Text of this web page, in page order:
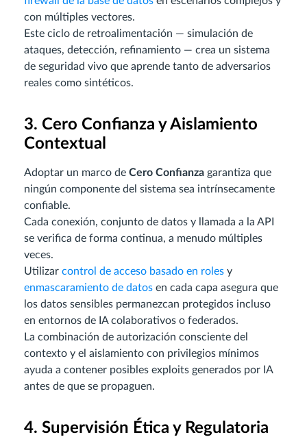
con múltiples vectores.
Este ciclo de retroalimentación — simulación de
ataques, detección, refinamiento — crea un sistema
de seguridad vivo que aprende tanto de adversarios
reales como sintéticos.
3. Cero Confianza y Aislamiento
Contextual
Adoptar un marco de Cero Confianza garantiza que
ningún componente del sistema sea intrínsecamente
confiable.
Cada conexión, conjunto de datos y llamada a la API
se verifica de forma continua, a menudo múltiples
veces.
Utilizar control de acceso basado en roles y
enmascaramiento de datos en cada capa asegura que
los datos sensibles permanezcan protegidos incluso
en entornos de IA colaborativos o federados.
La combinación de autorización consciente del
contexto y el aislamiento con privilegios mínimos
ayuda a contener posibles exploits generados por IA
antes de que se propaguen.
4. Supervisión Ética y Regulatoria